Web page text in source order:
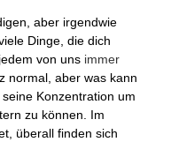
aber irgendwie
Dinge, die dich
von uns immer
normal, aber was kann
Konzentration um
zu können. Im
überall finden sich